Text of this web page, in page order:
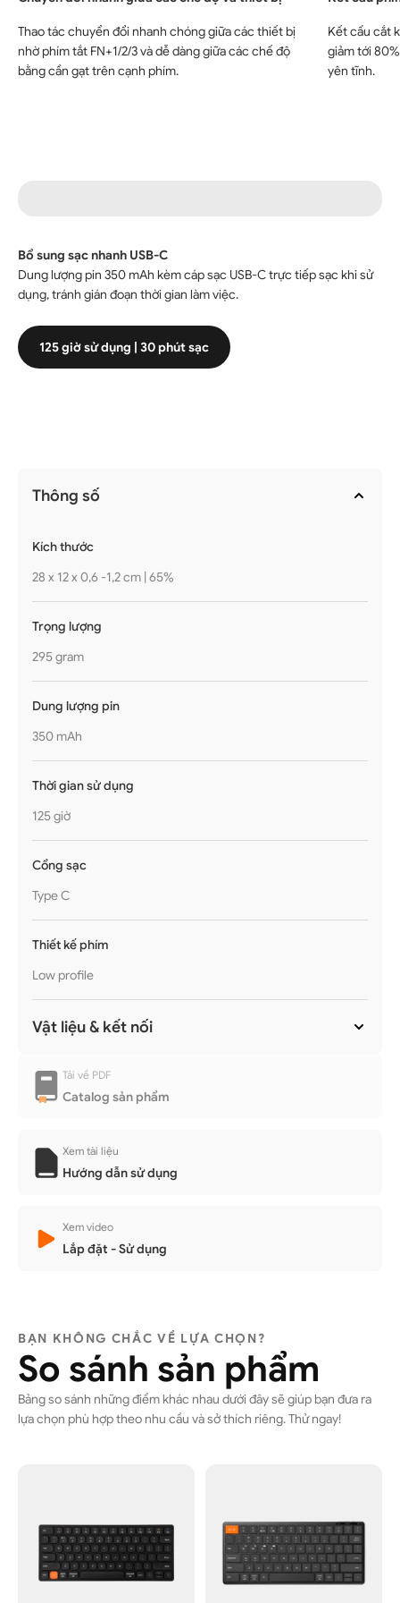
Thao tác chuyển đổi nhanh chóng giữa các thiết bị
nhờ phím tắt FN+1/2/3 và dễ dàng giữa các chế độ
bằng cần gạt trên cạnh phím.
Kết cấu cắt
giảm tới
yên tĩnh.
Bổ sung sạc nhanh USB-C
Dung lượng pin 350 mAh kèm cáp sạc USB-C trực tiếp sạc khi sử
dụng, tránh gián đoạn thời gian làm việc.
125 giờ sử dụng | 30 phút sạc
Tải về PDF
Catalog sản phẩm
Xem tài liệu
Hướng dẫn sử dụng
Xem video
Lắp đặt - Sử dụng
Thông số
Kích thước
28 x 12 x 0,6 -1,2 cm | 65%
Trọng lượng
295 gram
Dung lượng pin
350 mAh
Thời gian sử dụng
125 giờ
Cổng sạc
Type C
Thiết kế phím
Low profile
Vật liệu & kết nối
BẠN KHÔNG CHẮC VỀ LỰA CHỌN?
So sánh sản phẩm
Bảng so sánh những điểm khác nhau dưới đây sẽ giúp bạn đưa ra
lựa chọn phù hợp theo nhu cầu và sở thích riêng. Thử ngay!